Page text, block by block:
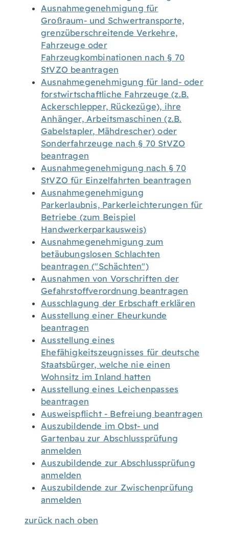
Ausnahmegenehmigung für
Großraum- und Schwertransporte,
grenzüberschreitende Verkehre,
Fahrzeuge oder
Fahrzeugkombinationen nach § 70
StVZO beantragen
Ausnahmegenehmigung für land- oder
forstwirtschaftliche Fahrzeuge (z.B.
Ackerschlepper, Rückezüge), ihre
Anhänger, Arbeitsmaschinen (z.B.
Gabelstapler, Mähdrescher) oder
Sonderfahrzeuge nach § 70 StVZO
beantragen
Ausnahmegenehmigung nach § 70
StVZO für Einzelfahrten beantragen
Ausnahmegenehmigung
Parkerlaubnis, Parkerleichterungen für
Betriebe (zum Beispiel
Handwerkerparkausweis)
Ausnahmegenehmigung zum
betäubungslosen Schlachten
beantragen ("Schächten")
Ausnahmen von Vorschriften der
Gefahrstoffverordnung beantragen
Ausschlagung der Erbschaft erklären
Ausstellung einer Eheurkunde
beantragen
Ausstellung eines
Ehefähigkeitszeugnisses für deutsche
Staatsbürger, welche nie einen
Wohnsitz im Inland hatten
Ausstellung eines Leichenpasses
beantragen
Ausweispflicht - Befreiung beantragen
Auszubildende im Obst- und
Gartenbau zur Abschlussprüfung
anmelden
Auszubildende zur Abschlussprüfung
anmelden
Auszubildende zur Zwischenprüfung
anmelden
zurück nach oben